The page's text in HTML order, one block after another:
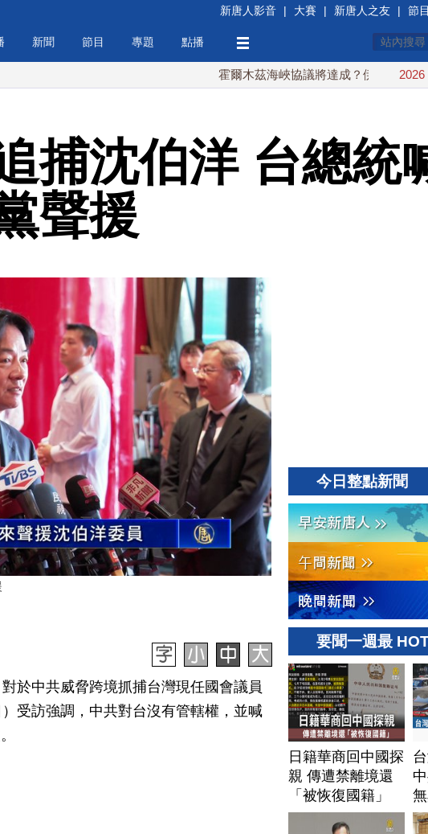
新唐人影音 | 大賽 | 新唐人之友 | 節
新聞 節目 專題 點播
霍爾木茲海峽協議將達成？伊朗傳不收通行費
捕沈伯洋 台總統
聲援
於中共威脅跨境抓捕台灣現任國會議員
受訪強調，中共對台沒有管轄權，並喊
今日整點新聞
要聞一週最
日籍華商回中國探
親 傳遭禁離境還
「被恢復國籍」